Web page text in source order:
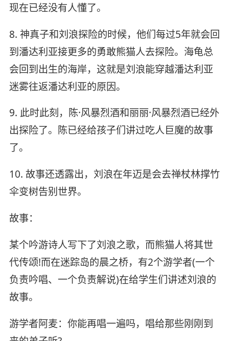
现在已经没有人懂了。
8. 神真子和刘浪探险的时候，他们每过5年就会回
到潘达利亚接更多的勇敢熊猫人去探险。海龟总
会回到出生的海岸，这就是刘浪能穿越潘达利亚
迷雾往返潘达利亚的原因。
9. 此时此刻，陈·风暴烈酒和丽丽·风暴烈酒已经外
出探险了。陈已经给孩子们讲过吃人巨魔的故事
了。
10. 故事还透露出，刘浪在年迈是会去禅杖林撑竹
伞变树告别世界。
故事：
某个吟游诗人写下了刘浪之歌，而熊猫人将其世
代传颂!而在迷踪岛的晨之桥，有2个游学者(一个
负责吟唱、一个负责解说)在给学生们讲述刘浪的
故事。
游学者阿麦：你能再唱一遍吗，唱给那些刚刚到